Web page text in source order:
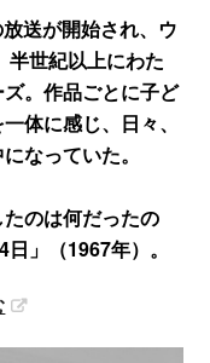
送が開始され、ウ
半世紀以上にわた
。作品ごとに子ど
体に感じ、日々、
なっていた。
のは何だったの
」（1967年）。